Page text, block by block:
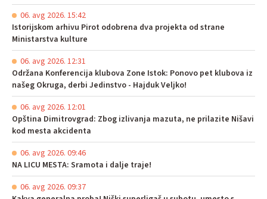
06. avg 2026. 15:42
Istorijskom arhivu Pirot odobrena dva projekta od strane
Ministarstva kulture
06. avg 2026. 12:31
Održana Konferencija klubova Zone Istok: Ponovo pet klubova iz
našeg Okruga, derbi Jedinstvo - Hajduk Veljko!
06. avg 2026. 12:01
Opština Dimitrovgrad: Zbog izlivanja mazuta, ne prilazite Nišavi
kod mesta akcidenta
06. avg 2026. 09:46
NA LICU MESTA: Sramota i dalje traje!
06. avg 2026. 09:37